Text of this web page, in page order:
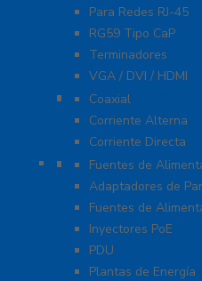
Para Redes RJ-45
RG59 Tipo CaP
Terminadores
VGA / DVI / HDMI
Protección Contra
Coaxial
Corriente Alterna
Corriente Directa
Energía
Fuentes de
Adaptadores de
Fuentes de
Inyectores PoE
PDU
Plantas de Energía